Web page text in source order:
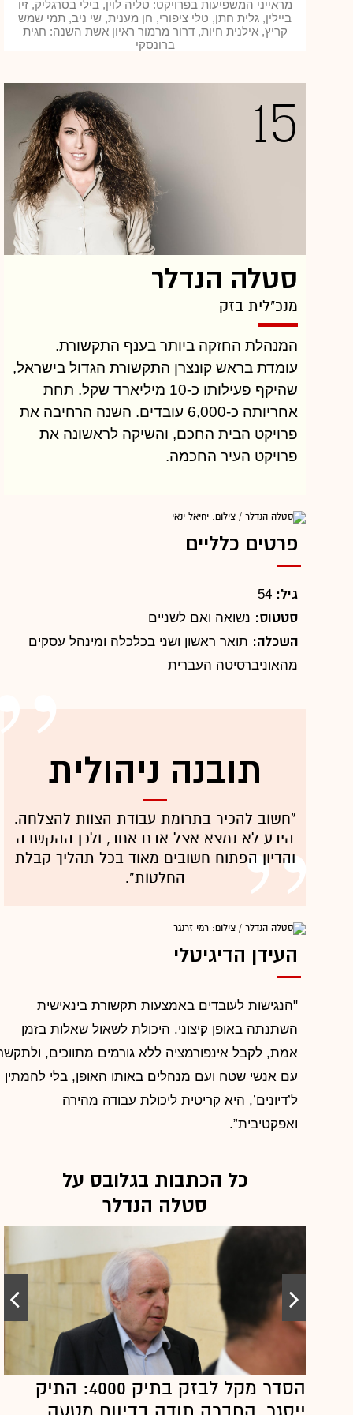
223 מיליון שקל. הכנסותיה של שטראוס בסין
מסתכמות בעשרות מיליוני שקלים בודדים לשנה,
2015 רשומה שטראוס מים במאזנים בשווי שלילי
של 163 מיליון שקל, המעיד על הידרדרות מצבה
לאורך השנים.
למרות זאת, שטראוס עם הפנים קדימה. היא
סיימה את השותפות עם האייר במתכונת
הקודמת, וחתמה אתה על שותפות חדשה,
שבמסגרתה האייר מחזיקה בשליטה (66%) ואילו
שטראוס מחזיקה ביתרת המניות. הרבעון הראשון
של שנת 2016 כבר מעיד כי המהלך הזה מוביל
לשיפור בביצועים.
מראייני המשפיעות בפרויקט: טליה לוין, בילי בסרגליק, זיו
ביילין, גלית חתן, טלי ציפורי, חן מענית, שי ניב, תמי שמש
קריץ, אילנית חיות, דרור מרמור ראיון אשת השנה: חגית
ברונסקי
15
סטלה הנדלר
מנכ"לית בזק
המנהלת החזקה ביותר בענף התקשורת.
עומדת בראש קונצרן התקשורת הגדול בישראל,
שהיקף פעילותו כ-10 מיליארד שקל. תחת
אחריותה כ-6,000 עובדים. השנה הרחיבה את
פרויקט הבית החכם, והשיקה לראשונה את
פרויקט העיר החכמה.
פרטים כלליים
גיל:
סטטוס: נשואה ואם לשניים
השכלה: תואר ראשון ושני בכלכלה ומינהל עסקים
מהאוניברסיטה העברית
תובנה ניהולית
“חשוב להכיר בתרומת עבודת הצוות להצלחה.
הידע לא נמצא אצל אדם אחד, ולכן ההקשבה
והדיון הפתוח חשובים מאוד בכל תהליך קבלת
החלטות”.
העידן הדיגיטלי
"הנגישות לעובדים באמצעות תקשורת בינאישית
השתנתה באופן קיצוני. היכולת לשאול שאלות בזמן
אמת, לקבל אינפורמציה ללא גורמים מתווכים,
עם אנשי שטח ועם מנהלים באותו האופן, בלי להמתין
ל’דיונים’, היא קריטית ליכולת עבודה מהירה
ואפקטיבית”.
כל הכתבות בגלובס על
סטלה הנדלר
הסדר מקל לבזק בתיק 4000: התיק